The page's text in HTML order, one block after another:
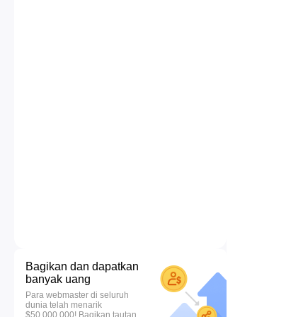
Bagikan dan dapatkan
banyak uang
Para webmaster di seluruh
dunia telah menarik
$50.000.000! Bagikan tautan